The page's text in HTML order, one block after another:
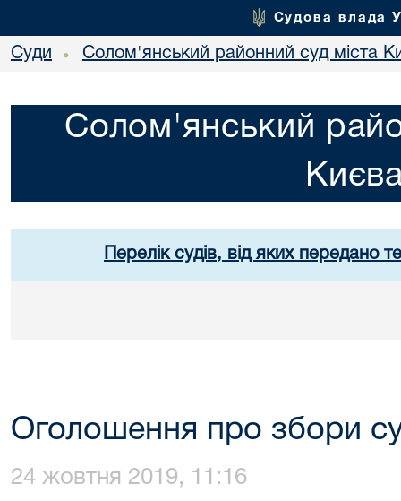
Судова влада
Суди • Солом'янський районний суд міста
Солом'янський
Перелік судів, від яких передано
Оголошення про збори
24 жовтня 2019, 11:16